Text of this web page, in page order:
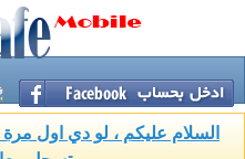
السلام عليكم ، لو دي اول